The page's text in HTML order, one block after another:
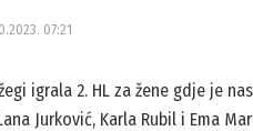
07:21
igrala 2. HL za žene gdje je
Jurković, Karla Rubil i Ema